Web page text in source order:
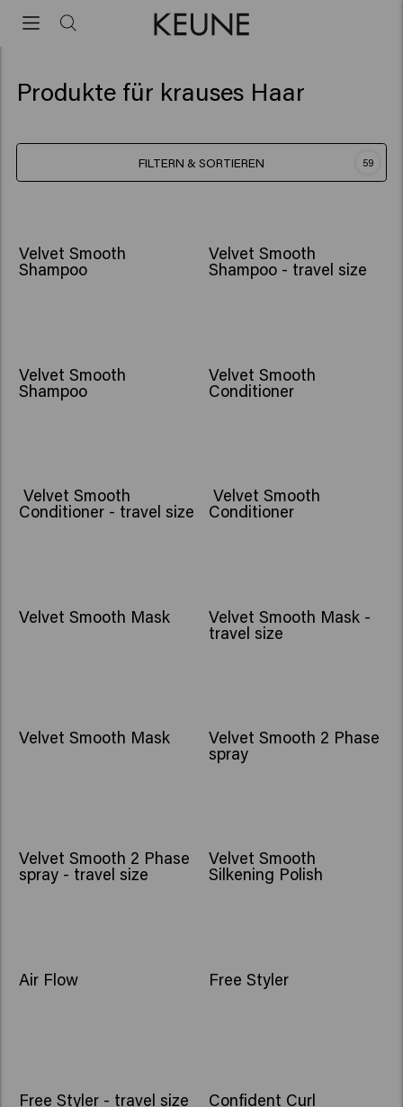
Produkte für krauses Haar
FILTERN & SORTIEREN 59
Velvet Smooth
Shampoo
Velvet Smooth
Shampoo - travel size
Velvet Smooth
Shampoo
Velvet Smooth
Conditioner
Velvet Smooth
Conditioner - travel size
Velvet Smooth
Conditioner
Velvet Smooth Mask Velvet Smooth Mask -
travel size
Velvet Smooth Mask Velvet Smooth 2 Phase
spray
Velvet Smooth 2 Phase
spray - travel size
Velvet Smooth
Silkening Polish
Air Flow Free Styler
Free Styler - travel size Confident Curl